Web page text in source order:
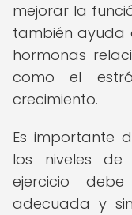
mejorar la
también ayuda
hormonas
como el
crecimiento.
Es importante
los niveles
ejercicio
adecuada y